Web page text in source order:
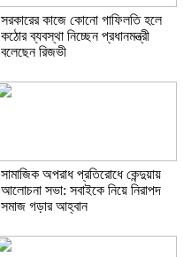
সরকারের কাজে কোনো গাফিলতি হলে
কঠোর ব্যবস্থা নিচ্ছেন প্রধানমন্ত্রী
বলেছেন রিজভী
সামাজিক অপরাধ প্রতিরোধে কেন্দুয়ায়
আলোচনা সভা: সবাইকে নিয়ে নিরাপদ
সমাজ গড়ার আহ্বান